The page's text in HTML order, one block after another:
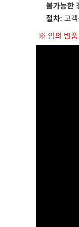
불가능한
절차: 고
※ 임의 반품